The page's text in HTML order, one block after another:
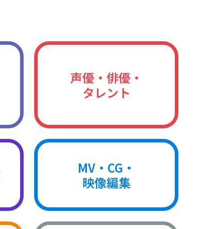
声優・俳優・
タレント
MV・CG・
映像編集